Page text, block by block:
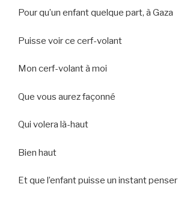
Pour qu’un enfant quelque part, à Gaza
Puisse voir ce cerf-volant
Mon cerf-volant à moi
Que vous aurez façonné
Qui volera là-haut
Bien haut
Et que l’enfant puisse un instant penser